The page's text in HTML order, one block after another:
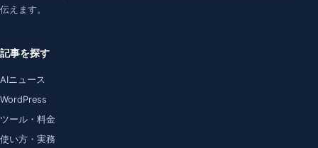
伝えます。
記事を探す
AIニュース
WordPress
ツール・料金
使い方・実務